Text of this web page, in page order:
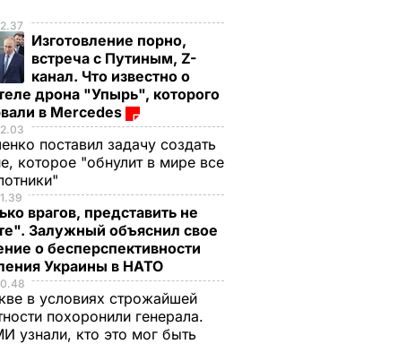
Изготовление порно,
встреча с Путиным, Z-
канал. Что известно о
дрона "Упырь", которого
в Mercedes
поставил задачу создать
которое "обнулит в мире все
врагов, представить не
Залужный объяснил свое
о бесперспективности
Украины в НАТО
в условиях строжайшей
похоронили генерала.
узнали, кто это мог быть